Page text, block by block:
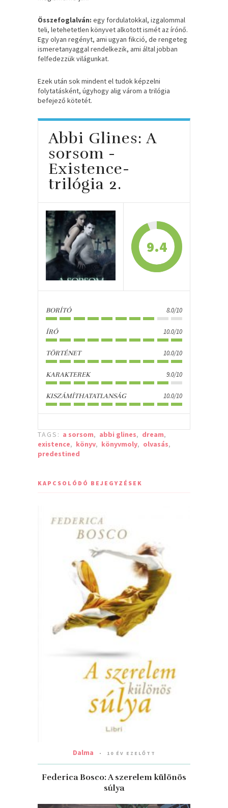
Összefoglalván: egy fordulatokkal, izgalommal
teli, letehetetlen könyvet alkotott ismét az írónő.
Egy olyan regényt, ami ugyan fikció, de rengeteg
ismeretanyaggal rendelkezik, ami által jobban
felfedezzük világunkat.
Ezek után sok mindent el tudok képzelni
folytatásként, úgyhogy alig várom a trilógia
befejező kötetét.
Abbi Glines: A
sorsom -
Existence-
trilógia 2.
9.4
BORÍTÓ 8.0/10
ÍRÓ 10.0/10
TÖRTÉNET 10.0/10
KARAKTEREK 9.0/10
KISZÁMÍTHATATLANSÁG 10.0/10
TAGS: a sorsom, abbi glines, dream,
existence, könyv, könyvmoly, olvasás,
predestined
KAPCSOLÓDÓ BEJEGYZÉSEK
Dalma 10 ÉV EZELŐTT
Federica Bosco: A szerelem különös
súlya